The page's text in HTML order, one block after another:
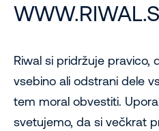
Riwal si pridržuje pravico,
vsebino ali odstrani dele
tem moral obvestiti.
svetujemo, da si večkrat